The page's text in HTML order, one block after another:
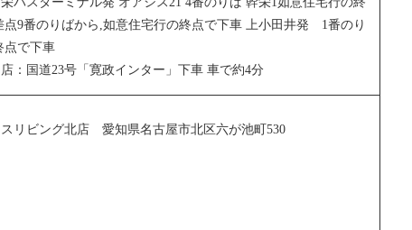
9番のりばから,如意住宅行の終点で下車 上小田井発 1番のり
点で下車
：国道23号「寛政インター」下車 車で約4分
リビング北店 愛知県名古屋市北区六が池町530